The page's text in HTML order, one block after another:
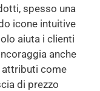
spesso una
icone intuitive
aiuta i clienti
anche
attributi come
di prezzo